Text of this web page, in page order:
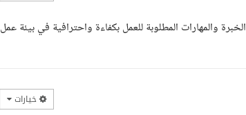
والمهارات المطلوبة للعمل بكفاءة واحترافية في بيئة عمل
خيارات